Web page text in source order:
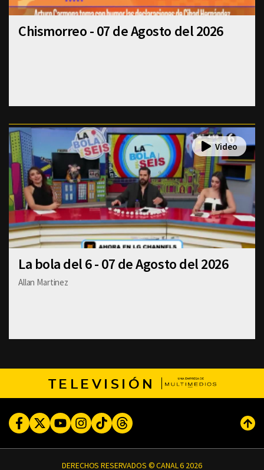
Chismorreo - 07 de Agosto del 2026
La bola del 6 - 07 de Agosto del 2026
Allan Martinez
TELEVISIÓN
FacebookTwitterYoutubeInstagram
TikTokThreads
DERECHOS RESERVADOS © CANAL 6 2026